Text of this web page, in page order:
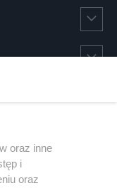
oraz inne
i
oraz